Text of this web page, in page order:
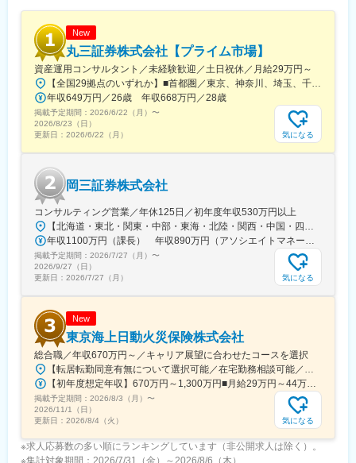
が可能です。一般職平均70万円、主任職平均120万円、係長職平
均185万円（年間実績）の歩合支給実績があり、成果を正当に評
価する風土があります。
■当社の魅力：
当社は創業からわずか15年でプライム市場上場を実現し、業界ト
ップクラスの売上規模を誇る住宅メーカーです。
低価格×良品質を強みに成長を続けており、安定した顧客基盤があ
ります。年休120日、残業月15時間程度に加え、住宅手当や資格
手当など福利厚生も充実。長期的に成果を上げながら働きやすさ
も実現できる環境です。
変更の範囲：会社の定める業務
New
丸三証券株式会社【プライム市場】
資産運用コンサルタント／未経験歓迎／土日祝休／月給29万円～
【全国29拠点のいずれか】■首都圏／東京、神奈川、埼玉、千葉■関東／栃木、群馬■関西／大阪、兵庫、京都■中部／愛知■北信越／新潟■東北／福島■中四国／岡山、広島■九州／福岡※詳細住所は「勤務地一覧」からご確認いただけます※受動喫煙対策：屋内全面禁煙※U・Iターン支援あり（社宅制度など）★：総合職の募集━━━全国転勤を含む総合職での募集です。4年程度のサイクルで支店や部署を異動し、経験を積み重ねながらキャリアを進んでいきます。定例で行う上長との面談で「マネジメントを目指したい」「経験を活かして人事へキャリアチェンジしたい」などの希望を出すことが可能です。日頃から上司との距離も近く、個人の働きっぷりがよく見える環境。希望や適性、これからに対する期待などに応じて、最適な配属を行っています。◎社宅制度、引っ越し費用負担があり、生活の不安なく経験の幅を広げていただけます。
年収649万円／26歳 年収668万円／28歳
掲載予定期間： 2026/6/22（月） 〜
2026/8/23（日）
更新日： 2026/6/22（月） 気になる
岡三証券株式会社
コンサルティング営業／年休125日／初年度年収530万円以上
【北海道・東北・関東・中部・東海・北陸・関西・中国・四国・九州の各拠点へ配属】★全国型またはエリア店舗限定型を選択可能★全国型：各地に自社寮、借上げ社宅あり／エリア店舗限定型：自宅から通勤が難しい場合、住宅手当支給★U・Iターン歓迎【北海道・東北エリア】北海道、宮城県【関東エリア】東京都、茨城県、千葉県、埼玉県、神奈川県【中部・東海・北陸エリア】静岡県、岐阜県、愛知県、石川県、三重県【関西エリア】京都府、大阪府、奈良県、和歌山県、兵庫県【中国・四国エリア】岡山県、広島県、山口県、愛媛県【九州エリア】福岡県、熊本県※受動喫煙対策：屋内全面禁煙
年収1100万円（課長） 年収890万円（アソシエイトマネージャー）
掲載予定期間： 2026/7/27（月） 〜
2026/9/27（日）
更新日： 2026/7/27（月） 気になる
New
東京海上日動火災保険株式会社
総合職／年収670万円～／キャリア展望に合わせたコースを選択
【転居転勤同意有無について選択可能／在宅勤務相談可能／全国募集】■転居転勤同意あり・「国の内外を問わない」または「本拠地を含む一定地域内（エリア）」を選択可能※本拠地とは中長期的に生活拠点とし、キャリアを築いていきたい場所※エリアとは、本拠地が広島県内にある場合「本拠地を含む一定地域内」は「中国・四国エリア内」■転居転勤同意なし・勤務地は希望を考慮の上、通勤可能な近県の事業所を予定・同意なしに転居を伴う転勤なし ＜選考・募集地域＞札幌・苫小牧｜函館｜北見｜旭川｜釧路｜帯広｜青森県｜秋田県｜岩手県｜宮城県｜山形県｜福島県｜首都圏（東京都・千葉県・神奈川県・埼玉県）｜茨城県｜栃木県｜群馬県｜新潟県｜山梨県｜長野県｜東海三県（愛知県・岐阜県・三重県）｜静岡県｜富山県｜石川県｜福井県｜関西（大阪府・京都府・兵庫県・滋賀県・奈良県・和歌山県）｜広島県｜岡山県｜山陰（島根県・鳥取県）｜山口県｜香川県｜徳島県｜愛媛県｜高知県｜福岡県・佐賀県｜大分県｜長崎県｜熊本県｜宮崎県｜鹿児島県｜沖縄県※2026年8月時点の勤務地一覧を記載（統廃合による変更の可能性あり）
【初年度想定年収】670万円～1,300万円■月給29万円～44万円（一律支給の固定手当2万円を含む）※前職給与水準を考慮の上決定します◎2026年4月から新人事制度を導入。以下2点のメリットが生まれます。１：採用地域にかかわらず、全社員が同一の処遇体系・評価制度になります。２：上記給与とは別に、転居転勤に同意し、転居転勤が実現した場合には本拠地から赴任先までの距離に応じて、転居転勤サポート手当（10万～13万4000円／月）が支給されます。
掲載予定期間： 2026/8/3（月） 〜
2026/11/1（日）
更新日： 2026/8/4（火） 気になる
※求人応募数の多い順にランキングしています（非公開求人は除く）。
※集計対象期間：2026/7/31（金）～2026/8/6（木）